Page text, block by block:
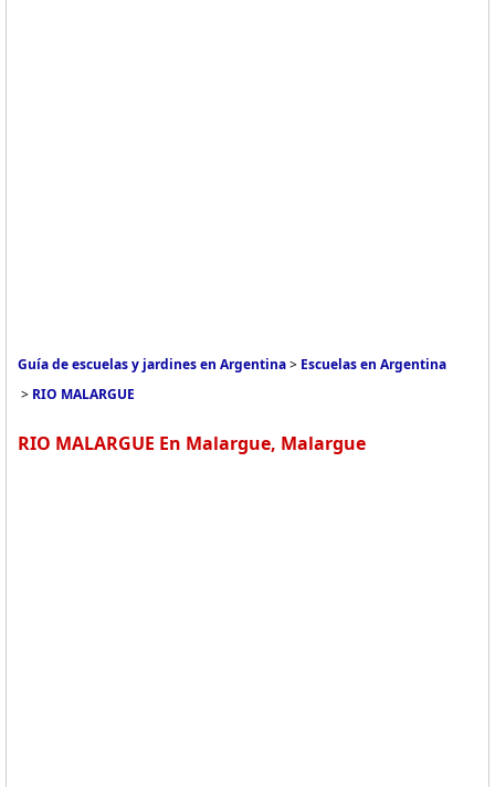
Guía de escuelas y jardines en Argentina> Escuelas en Argentina
> RIO MALARGUE
RIO MALARGUE En Malargue, Malargue